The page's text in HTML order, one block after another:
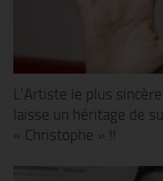
L’Artiste le plus
laisse un héritage de
« Christophe » !!